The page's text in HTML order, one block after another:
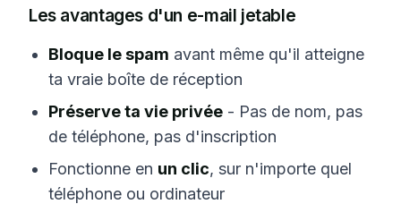
Les avantages d'un e-mail jetable
Bloque le spam avant même qu'il atteigne
ta vraie boîte de réception
Préserve ta vie privée - Pas de nom, pas
de téléphone, pas d'inscription
Fonctionne en un clic, sur n'importe quel
téléphone ou ordinateur